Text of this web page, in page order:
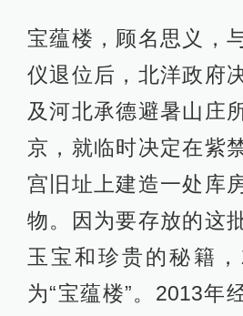
宝蕴楼，顾名思义，
仪退位后，北洋政府
及河北承德避暑山庄
京，就临时决定在紫
宫旧址上建造一处库
物。因为要存放的这
玉宝和珍贵的秘籍
为“宝蕴楼”。2013年